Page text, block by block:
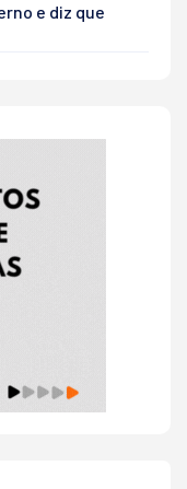
e diz que